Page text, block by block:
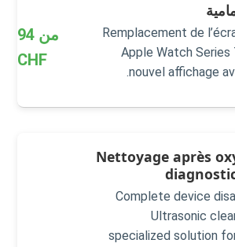
Remplacement de
Apple Watch Series
nouvel affichage
من 94
CHF
Nettoyage après
✔️ Ultrasonic
specialized solution